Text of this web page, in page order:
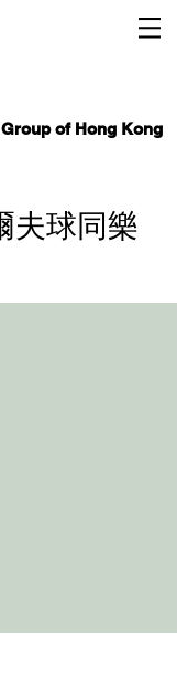
of Hong Kong
夫球同樂